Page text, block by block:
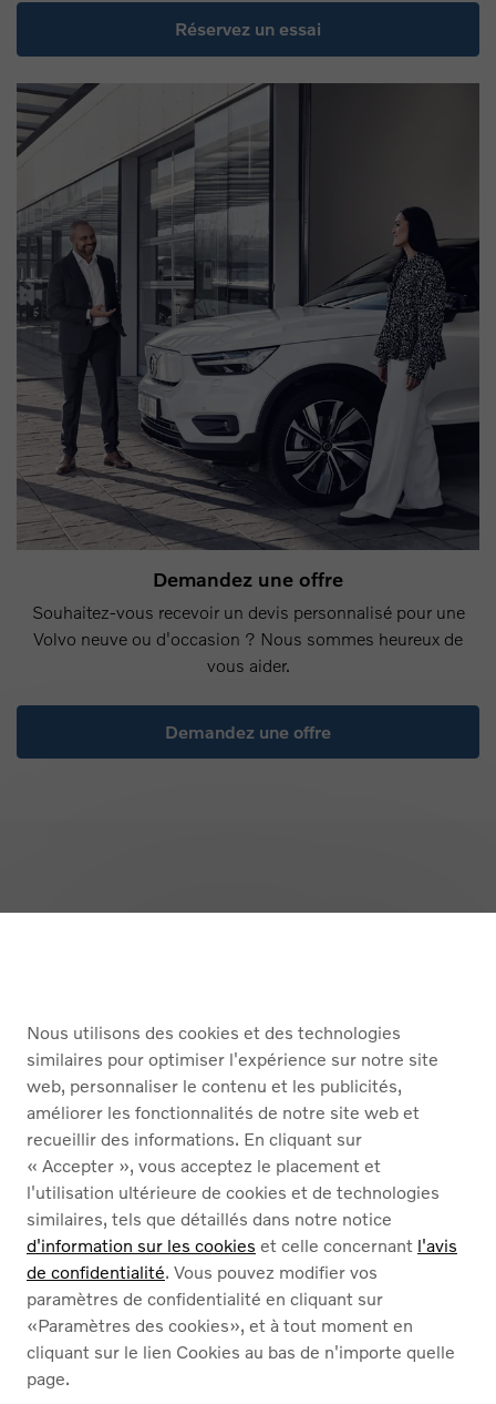
Réservez un essai
Demandez une offre
Souhaitez-vous recevoir un devis personnalisé pour une
Volvo neuve ou d'occasion ? Nous sommes heureux de
vous aider.
Demandez une offre
SERVICES
À PROPOS DE NOUS
NederlandsFrançais
Cookies
Politique de confidentialité
Nous utilisons des cookies et des technologies
similaires pour optimiser l'expérience sur notre site
web, personnaliser le contenu et les publicités,
améliorer les fonctionnalités de notre site web et
recueillir des informations. En cliquant sur
« Accepter », vous acceptez le placement et
l'utilisation ultérieure de cookies et de technologies
similaires, tels que détaillés dans notre notice
d'information sur les cookies et celle concernant l'avis
de confidentialité. Vous pouvez modifier vos
paramètres de confidentialité en cliquant sur
«Paramètres des cookies», et à tout moment en
cliquant sur le lien Cookies au bas de n'importe quelle
page.